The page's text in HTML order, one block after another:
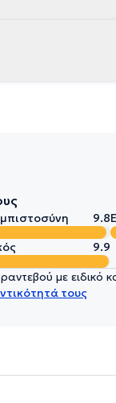
9.8
9.9
με ειδικό
τους